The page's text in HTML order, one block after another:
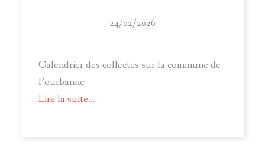
24/02/2026
Calendrier des collectes sur la commune de
Fourbanne
Lire la suite...